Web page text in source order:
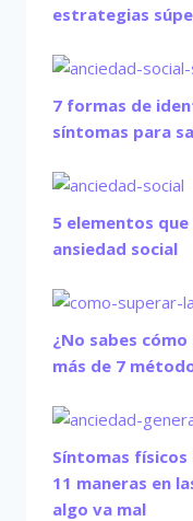
estrategias
7 formas de
síntomas para
5 elementos
ansiedad social
¿No sabes
más de 7
Síntomas físicos
11 maneras en
algo va mal